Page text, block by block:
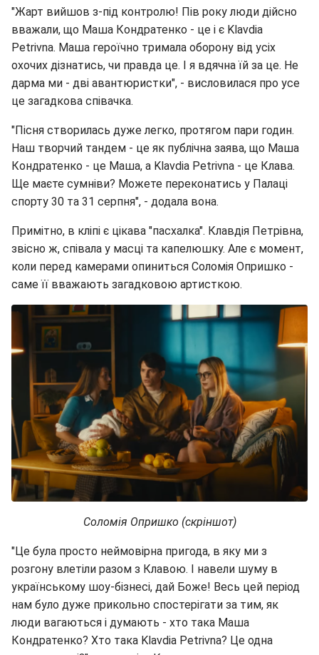
"Жарт вийшов з-під контролю! Пів року люди дійсно
вважали, що Маша Кондратенко - це і є Klavdia
Petrivna. Маша героїчно тримала оборону від усіх
охочих дізнатись, чи правда це. І я вдячна їй за це. Не
дарма ми - дві авантюристки", - висловилася про усе
це загадкова співачка.
"Пісня створилась дуже легко, протягом пари годин.
Наш творчий тандем - це як публічна заява, що Маша
Кондратенко - це Маша, а Klavdia Petrivna - це Клава.
Ще маєте сумніви? Можете переконатись у Палаці
спорту 30 та 31 серпня", - додала вона.
Примітно, в кліпі є цікава "пасхалка". Клавдія Петрівна,
звісно ж, співала у масці та капелюшку. Але є момент,
коли перед камерами опиниться Соломія Опришко -
саме її вважають загадковою артисткою.
Соломія Опришко (скріншот)
"Це була просто неймовірна пригода, в яку ми з
розгону влетіли разом з Клавою. І навели шуму в
українському шоу-бізнесі, дай Боже! Весь цей період
нам було дуже прикольно спостерігати за тим, як
люди вагаються і думають - хто така Маша
Кондратенко? Хто така Klavdia Petrivna? Це одна